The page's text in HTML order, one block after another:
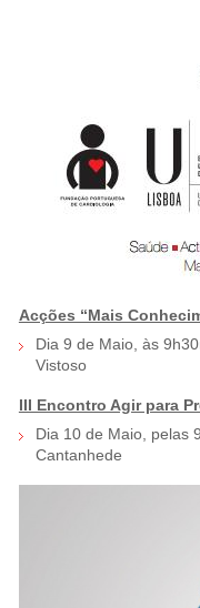
Acções “Mais
Dia 9 de Maio, às
Vistoso
III Encontro Agir para
Dia 10 de Maio, pelas
Cantanhede